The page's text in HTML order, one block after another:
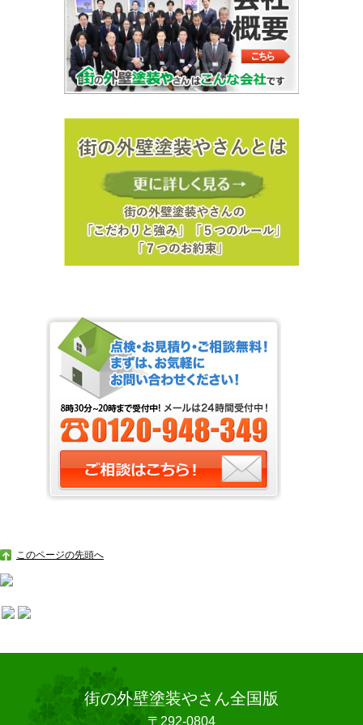
このページの先頭へ
街の外壁塗装やさん全国版
〒292-0804